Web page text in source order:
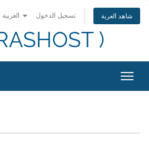
تسجيل الدخول شاهد العربة
)